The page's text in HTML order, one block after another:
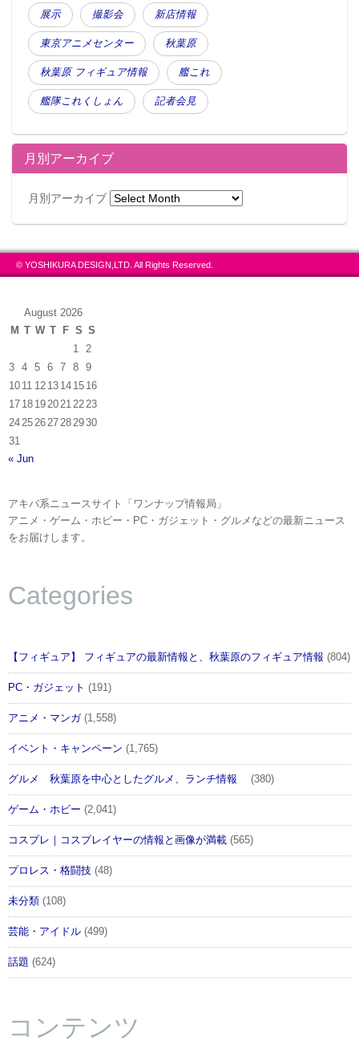
展示 撮影会 新店情報
東京アニメセンター 秋葉原
秋葉原 フィギュア情報 艦これ
艦隊これくしょん 記者会見
月別アーカイブ
月別アーカイブ
© YOSHIKURA DESIGN,LTD. All Rights Reserved.
August 2026
M T W T F S S
1
2
3
4 5 6 7 8
9
10 11 12 13 14 15 16
17 18 1920212223
24252627282930
31
« Jun
アキバ系ニュースサイト「ワンナップ情報局」
アニメ・ゲーム・ホビー・PC・ガジェット・グルメなどの最新ニュース
をお届けします。
Categories
【フィギュア】 フィギュアの最新情報と、秋葉原のフィギュア情報 (804)
PC・ガジェット (191)
アニメ・マンガ(1,558)
イベント・キャンペーン (1,765)
グルメ 秋葉原を中心としたグルメ、ランチ情報 (380)
ゲーム・ホビー (2,041)
コスプレ｜コスプレイヤーの情報と画像が満載 (565)
プロレス・格闘技 (48)
未分類 (108)
芸能・アイドル (499)
話題 (624)
コンテンツ